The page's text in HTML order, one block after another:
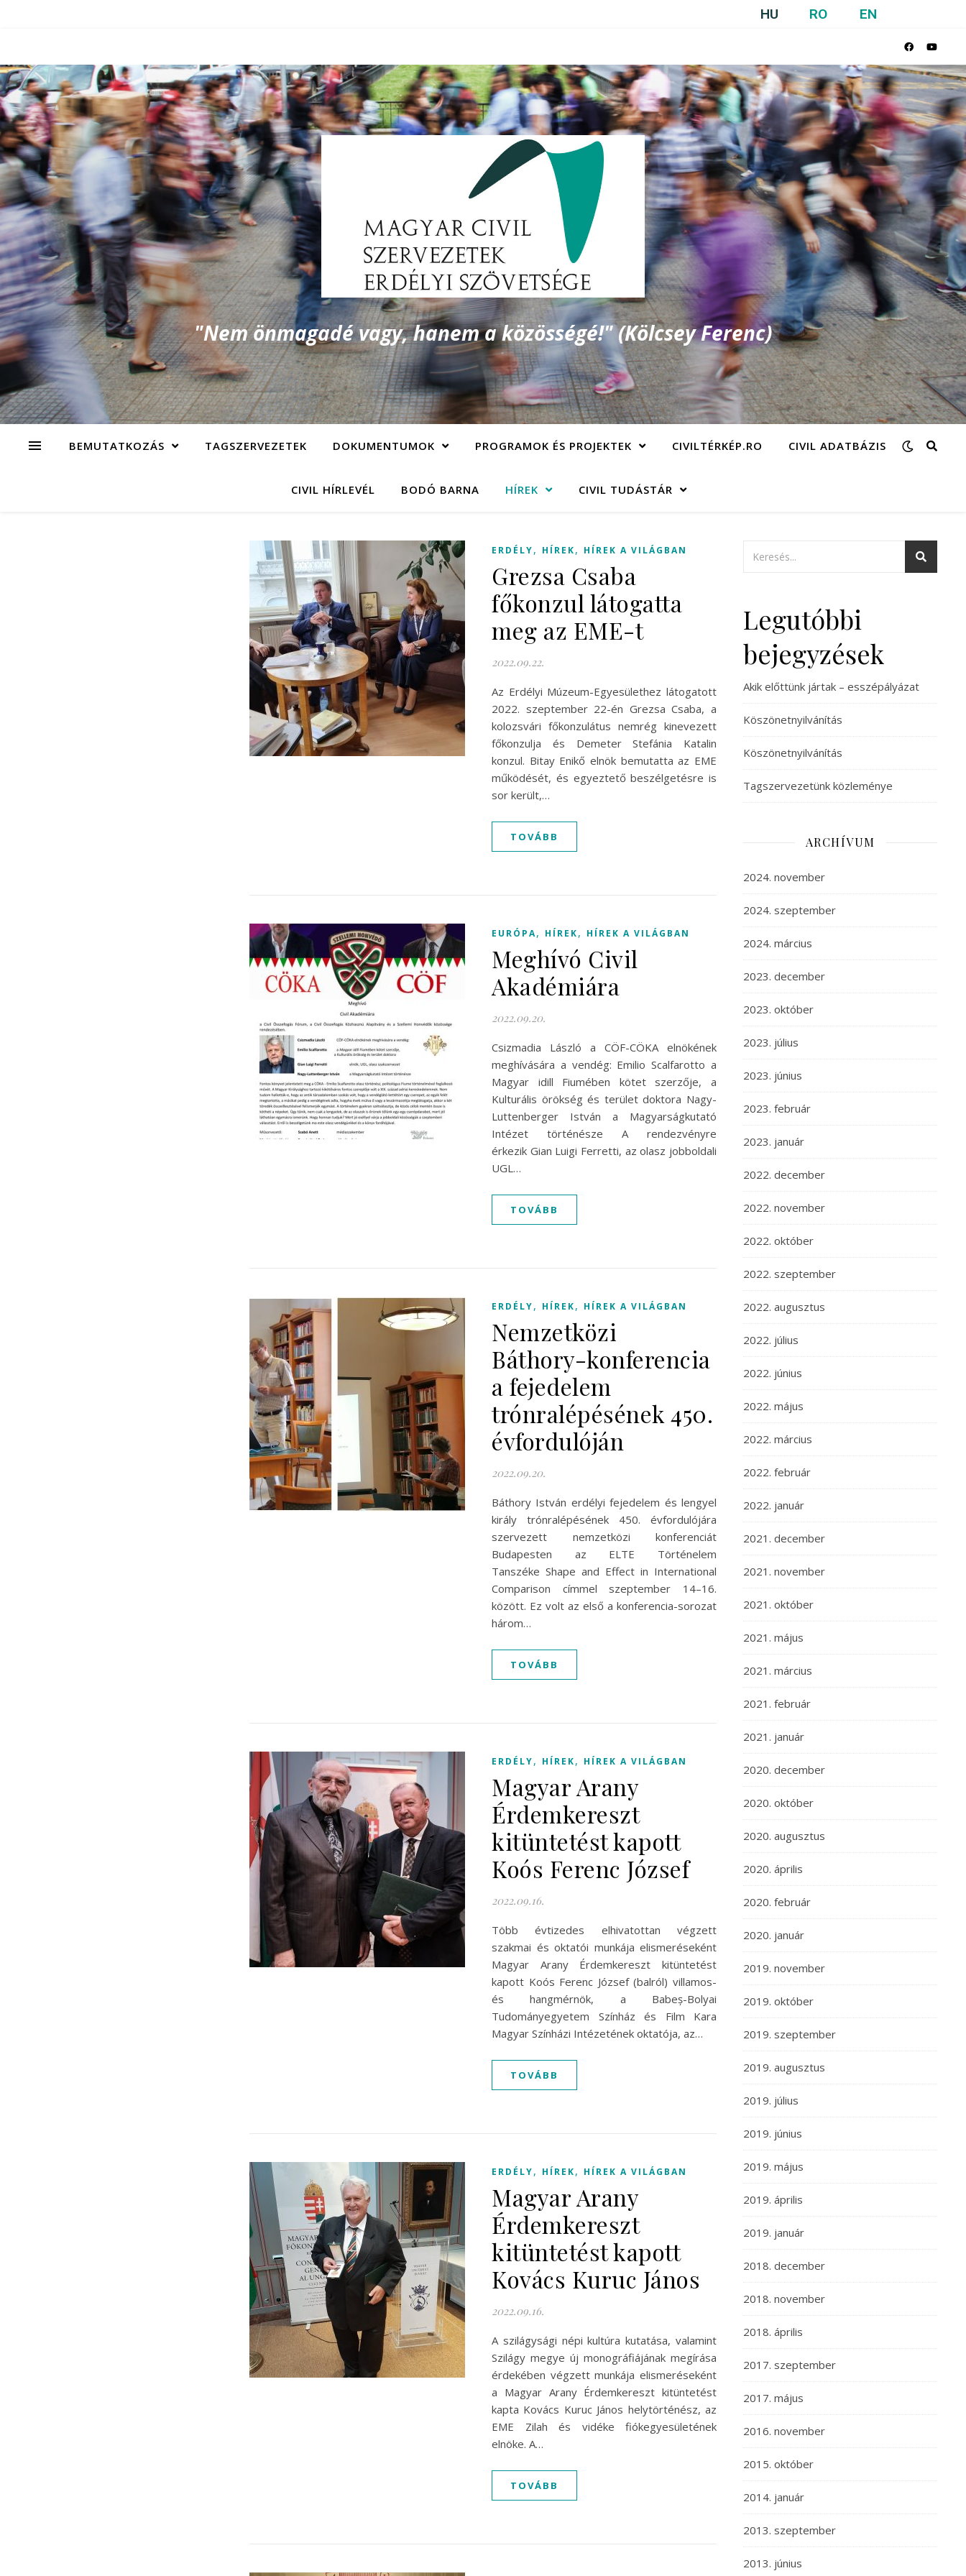
HU RO EN
"Nem önmagadé vagy, hanem a közösségé!" (Kölcsey Ferenc)
BEMUTATKOZÁS TAGSZERVEZETEK DOKUMENTUMOK PROGRAMOK ÉS PROJEKTEK CIVILTÉRKÉP.RO CIVIL ADATBÁZIS
CIVIL HÍRLEVÉL BODÓ BARNA HÍREK CIVIL TUDÁSTÁR
ERDÉLY, HÍREK, HÍREK A VILÁGBAN
Grezsa Csaba
főkonzul látogatta
meg az EME-t
2022.09.22.
Az Erdélyi Múzeum-Egyesülethez látogatott
2022. szeptember 22-én Grezsa Csaba, a
kolozsvári főkonzulátus nemrég kinevezett
főkonzulja és Demeter Stefánia Katalin
konzul. Bitay Enikő elnök bemutatta az EME
működését, és egyeztető beszélgetésre is
sor került,…
TOVÁBB
EURÓPA, HÍREK, HÍREK A VILÁGBAN
Meghívó Civil
Akadémiára
2022.09.20.
Csizmadia László a CÖF-CÖKA elnökének
meghívására a vendég: Emilio Scalfarotto a
Magyar idill Fiumében kötet szerzője, a
Kulturális örökség és terület doktora Nagy-
Luttenberger István a Magyarságkutató
Intézet történésze A rendezvényre
érkezik Gian Luigi Ferretti, az olasz jobboldali
UGL…
TOVÁBB
ERDÉLY, HÍREK, HÍREK A VILÁGBAN
Nemzetközi
Báthory-konferencia
a fejedelem
trónralépésének 450.
évfordulóján
2022.09.20.
Báthory István erdélyi fejedelem és lengyel
király trónralépésének 450. évfordulójára
szervezett nemzetközi konferenciát
Budapesten az ELTE Történelem
Tanszéke Shape and Effect in International
Comparison címmel szeptember 14–16.
között. Ez volt az első a konferencia-sorozat
három…
TOVÁBB
ERDÉLY, HÍREK, HÍREK A VILÁGBAN
Magyar Arany
Érdemkereszt
kitüntetést kapott
Koós Ferenc József
2022.09.16.
Több évtizedes elhivatottan végzett
szakmai és oktatói munkája elismeréseként
Magyar Arany Érdemkereszt kitüntetést
kapott Koós Ferenc József (balról) villamos-
és hangmérnök, a Babeș-Bolyai
Tudományegyetem Színház és Film Kara
Magyar Színházi Intézetének oktatója, az…
TOVÁBB
ERDÉLY, HÍREK, HÍREK A VILÁGBAN
Magyar Arany
Érdemkereszt
kitüntetést kapott
Kovács Kuruc János
2022.09.16.
A szilágysági népi kultúra kutatása, valamint
Szilágy megye új monográfiájának megírása
érdekében végzett munkája elismeréseként
a Magyar Arany Érdemkereszt kitüntetést
kapta Kovács Kuruc János helytörténész, az
EME Zilah és vidéke fiókegyesületének
elnöke. A…
TOVÁBB
Legutóbbi
bejegyzések
Akik előttünk jártak – esszépályázat
Köszönetnyilvánítás
Köszönetnyilvánítás
Tagszervezetünk közleménye
ARCHÍVUM
2024. november
2024. szeptember
2024. március
2023. december
2023. október
2023. július
2023. június
2023. február
2023. január
2022. december
2022. november
2022. október
2022. szeptember
2022. augusztus
2022. július
2022. június
2022. május
2022. március
2022. február
2022. január
2021. december
2021. november
2021. október
2021. május
2021. március
2021. február
2021. január
2020. december
2020. október
2020. augusztus
2020. április
2020. február
2020. január
2019. november
2019. október
2019. szeptember
2019. augusztus
2019. július
2019. június
2019. május
2019. április
2019. január
2018. december
2018. november
2018. április
2017. szeptember
2017. május
2016. november
2015. október
2014. január
2013. szeptember
2013. június